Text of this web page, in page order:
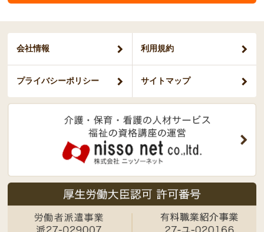
会社情報 利用規約
プライバシーポリシー サイトマップ